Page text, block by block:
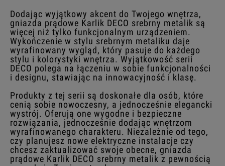
Dodając wyjątkowy akcent do Twojego wnętrza,
gniazda prądowe Karlik DECO srebrny metalik są
więcej niż tylko funkcjonalnym urządzeniem.
Wykończenie w stylu srebrnym metaliku daje
wyrafinowany wygląd, który pasuje do każdego
stylu i kolorystyki wnętrza. Wyjątkowość serii
DECO polega na łączeniu w sobie funkcjonalności
i designu, stawiając na innowacyjność i klasę.
Produkty z tej serii są doskonałe dla osób, które
cenią sobie nowoczesny, a jednocześnie elegancki
wystrój. Oferują one wygodne i bezpieczne
rozwiązania, jednocześnie dodając wnętrzom
wyrafinowanego charakteru. Niezależnie od tego,
czy planujesz nowe elektryczne instalacje czy
chcesz zaktualizować swoje obecne, gniazda
prądowe Karlik DECO srebrny metalik z pewnością